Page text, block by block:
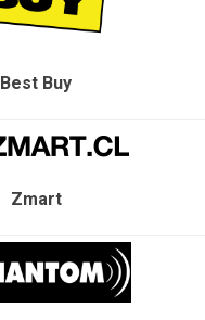
Best Buy
Zmart